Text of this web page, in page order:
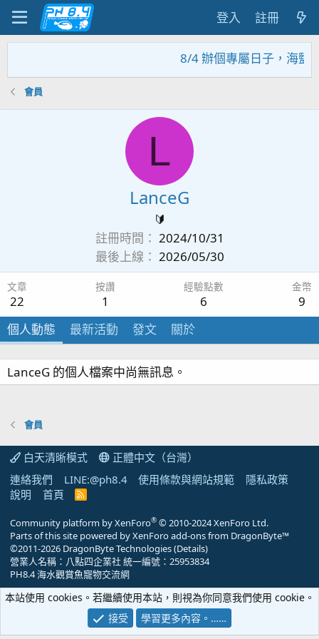
登入 註冊
8/4 辦個專屬日子，海鹽
會員
L
LanceG
🔰
註冊時間
2024/10/31
最後上線
2026/05/30
文章
22
按讚
1
經驗點數
6
金幣
9
個人動態
最新活動 發文 關於
LanceG 的個人檔案中尚無訊息。
會員
白天清晰模式
正體中文（台灣）
連絡我們
LINE:@ph8.4 使用條款與網站規範
隱私政策
說明
首頁
R
Community platform by XenForo® © 2010-2024 XenForo Ltd.
Parts of this site powered byXenForo add-ons from DragonByte™
©2011-2026 DragonByte Technologies(Details)
營業人名稱：八點四企業社 統一編號：25953834
PH8.4 海水觀賞魚寵物交流網
本站使用 cookies。若繼續使用本站，則視為你同意我們使用 cookie。
接受
學習更多內容。……